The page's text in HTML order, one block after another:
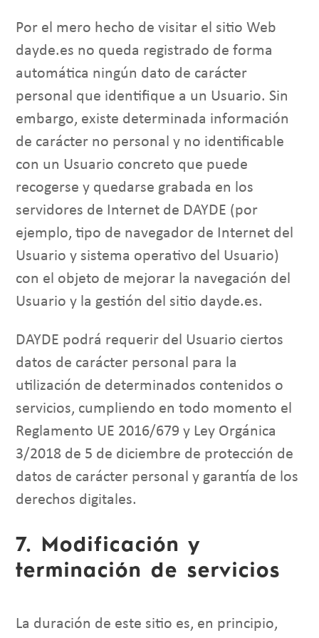
Por el mero hecho de visitar el sitio Web
dayde.es no queda registrado de forma
automática ningún dato de carácter
personal que identifique a un Usuario. Sin
embargo, existe determinada información
de carácter no personal y no identificable
con un Usuario concreto que puede
recogerse y quedarse grabada en los
servidores de Internet de DAYDE (por
ejemplo, tipo de navegador de Internet del
Usuario y sistema operativo del Usuario)
con el objeto de mejorar la navegación del
Usuario y la gestión del sitio dayde.es.
DAYDE podrá requerir del Usuario ciertos
datos de carácter personal para la
utilización de determinados contenidos o
servicios, cumpliendo en todo momento el
Reglamento UE 2016/679 y Ley Orgánica
3/2018 de 5 de diciembre de protección de
datos de carácter personal y garantía de los
derechos digitales.
7. Modificación y
terminación de servicios
La duración de este sitio es, en principio,